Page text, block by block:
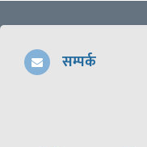
सम्पर्क